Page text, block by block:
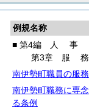
例規名称
■ 第4編
人 事
第3章 服務
南伊勢町職員の服
南伊勢町職務に専
る条例